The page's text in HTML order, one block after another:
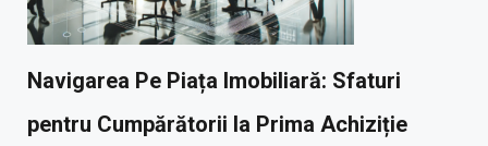
Navigarea Pe Piața Imobiliară: Sfaturi
pentru Cumpărătorii la Prima Achiziție